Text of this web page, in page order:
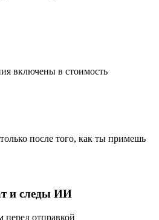
включены в стоимость
после того, как ты примешь
и следы ИИ
перед отправкой